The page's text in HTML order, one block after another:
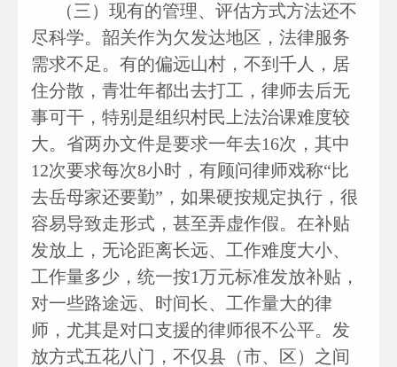
（三）现有的管理、评估方式方法还不
尽科学。韶关作为欠发达地区，法律服务
需求不足。有的偏远山村，不到千人，居
住分散，青壮年都出去打工，律师去后无
事可干，特别是组织村民上法治课难度较
大。省两办文件是要求一年去16次，其中
12次要求每次8小时，有顾问律师戏称“比
去岳母家还要勤”，如果硬按规定执行，很
容易导致走形式，甚至弄虚作假。在补贴
发放上，无论距离长远、工作难度大小、
工作量多少，统一按1万元标准发放补贴，
对一些路途远、时间长、工作量大的律
师，尤其是对口支援的律师很不公平。发
放方式五花八门，不仅县（市、区）之间